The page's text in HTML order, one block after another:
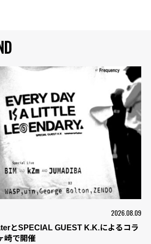
2026.08.09
とSPECIAL GUEST K.K.によるコラ
崎で開催